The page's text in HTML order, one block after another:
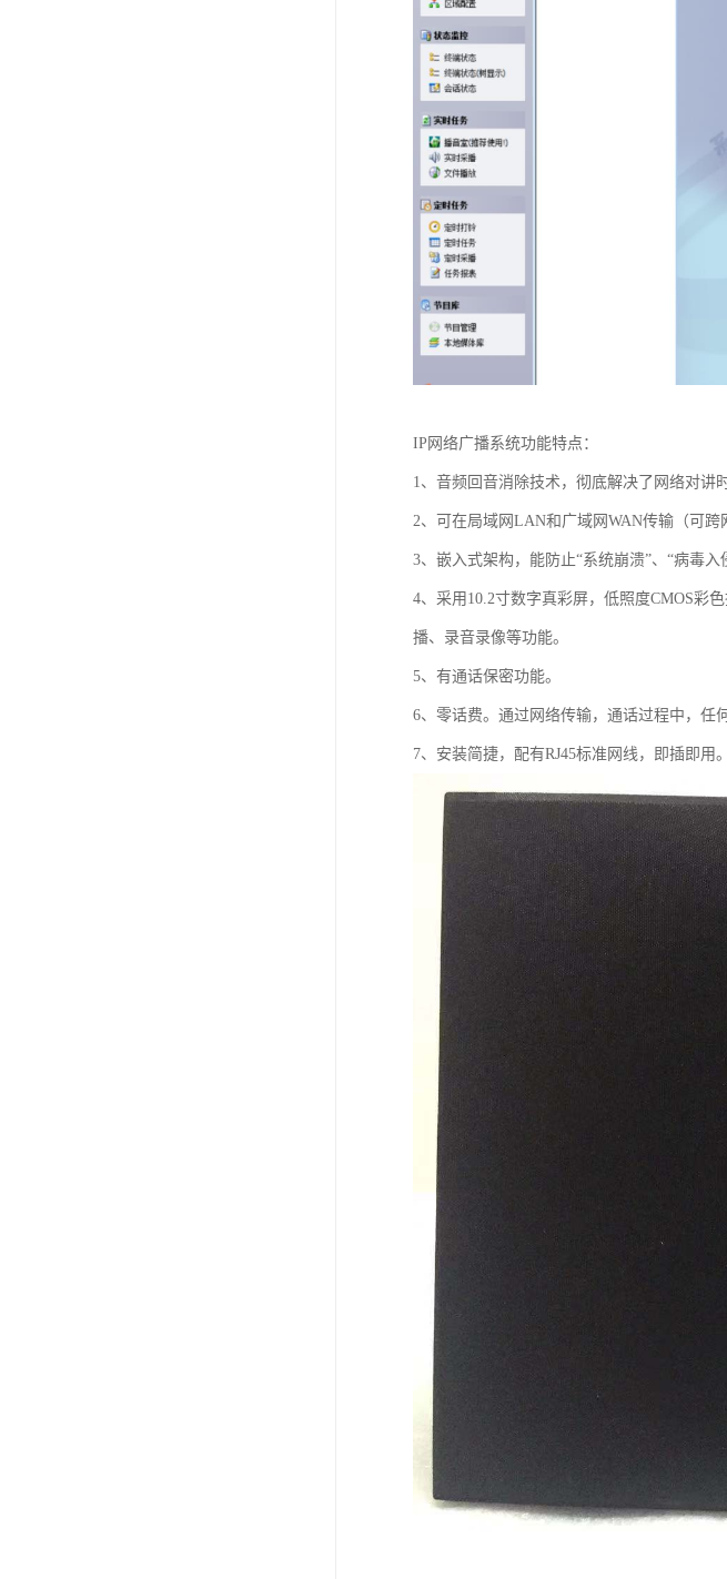
IP网络广播系统功能特点：
1、音频回音消除技术，彻底解决了网络对讲
2、可在局域网LAN和广域网WAN传输（可跨
3、嵌入式架构，能防止“系统崩溃”、“病毒入
4、采用10.2寸数字真彩屏，低照度CMOS彩
播、录音录像等功能。
5、有通话保密功能。
6、零话费。通过网络传输，通话过程中，任
7、安装简捷，配有RJ45标准网线，即插即用。